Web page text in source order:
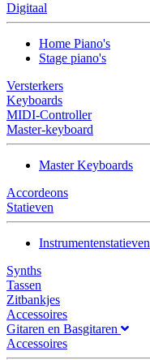
Digitaal
Home Piano's
Stage piano's
Versterkers
Keyboards
MIDI-Controller
Master-keyboard
Master Keyboards
Accordeons
Statieven
Instrumentenstatieven
Synths
Tassen
Zitbankjes
Accessoires
Gitaren en Basgitaren
Accessoires